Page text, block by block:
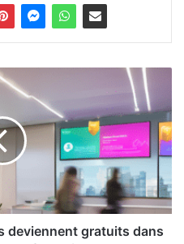
deviennent gratuits dans